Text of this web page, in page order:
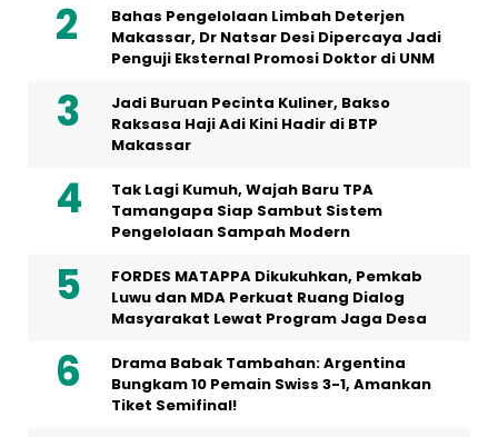
Bahas Pengelolaan Limbah Deterjen
Makassar, Dr Natsar Desi Dipercaya Jadi
Penguji Eksternal Promosi Doktor di UNM
Jadi Buruan Pecinta Kuliner, Bakso
Raksasa Haji Adi Kini Hadir di BTP
Makassar
Tak Lagi Kumuh, Wajah Baru TPA
Tamangapa Siap Sambut Sistem
Pengelolaan Sampah Modern
FORDES MATAPPA Dikukuhkan, Pemkab
Luwu dan MDA Perkuat Ruang Dialog
Masyarakat Lewat Program Jaga Desa
Drama Babak Tambahan: Argentina
Bungkam 10 Pemain Swiss 3-1, Amankan
Tiket Semifinal!